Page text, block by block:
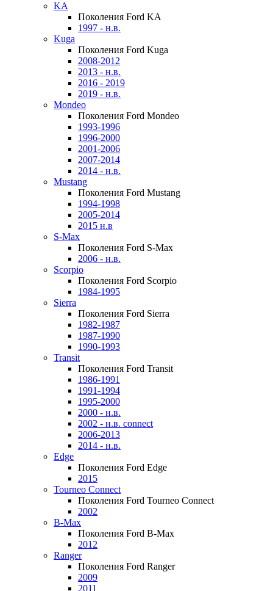
KA
Поколения Ford KA
1997 - н.в.
Kuga
Поколения Ford Kuga
2008-2012
2013 - н.в.
2016 - 2019
2019 - н.в.
Mondeo
Поколения Ford Mondeo
1993-1996
1996-2000
2001-2006
2007-2014
2014 - н.в.
Mustang
Поколения Ford Mustang
1994-1998
2005-2014
2015 н.в
S-Max
Поколения Ford S-Max
2006 - н.в.
Scorpio
Поколения Ford Scorpio
1984-1995
Sierra
Поколения Ford Sierra
1982-1987
1987-1990
1990-1993
Transit
Поколения Ford Transit
1986-1991
1991-1994
1995-2000
2000 - н.в.
2002 - н.в. connect
2006-2013
2014 - н.в.
Edge
Поколения Ford Edge
2015
Tourneo Connect
Поколения Ford Tourneo Connect
2002
B-Max
Поколения Ford B-Max
2012
Ranger
Поколения Ford Ranger
2009
2011